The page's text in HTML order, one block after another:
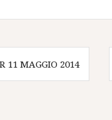
11 MAGGIO 2014